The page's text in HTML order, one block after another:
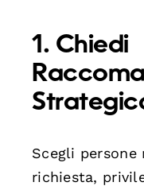
1. Chiedi
Scegli
richiesta,